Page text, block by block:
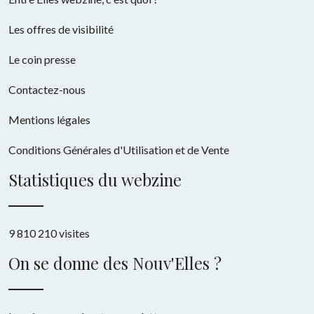
Les offres de visibilité
Le coin presse
Contactez-nous
Mentions légales
Conditions Générales d'Utilisation et de Vente
Statistiques du webzine
9 810 210 visites
On se donne des Nouv'Elles ?